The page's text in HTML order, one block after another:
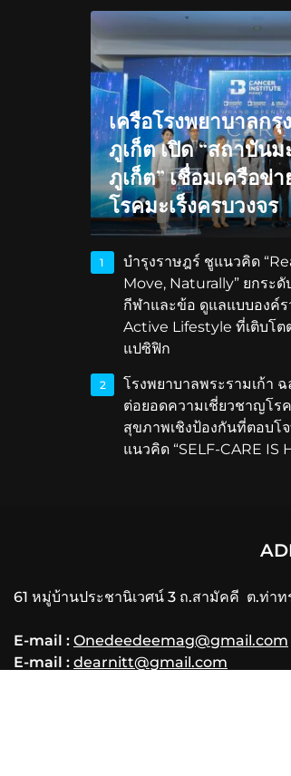
เครือโรงพยาบาลกรุ
ภูเก็ต เปิด “สถาบันม
ภูเก็ต” เชื่อมเครือข่
โรคมะเร็งครบวงจร
1
บำรุงราษฎร์ ชูแนวคิด
Move, Naturally” ยกระดั
กีฬาและข้อ ดูแลแบบองค์
Active Lifestyle ที่เติบโต
แปซิฟิก
2
โรงพยาบาลพระรามเก้า
ต่อยอดความเชี่ยวชาญโร
สุขภาพเชิงป้องกันที่ตอบโ
แนวคิด “SELF-CARE IS
61 หมู่บ้านประชานิเวศน์ 3 ถ.สามัคคี ต.ท่าท
E-mail : Onedeedeemag@gmail.com
E-mail : dearnitt@gmail.com